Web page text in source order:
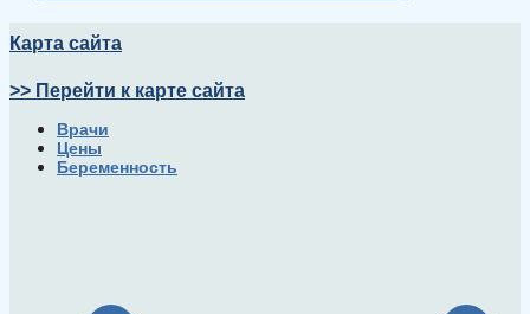
Карта сайта
>> Перейти к карте сайта
Врачи
Цены
Беременность